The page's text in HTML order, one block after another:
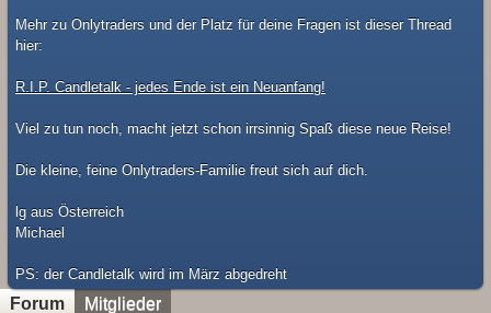
Mehr zu Onlytraders und der Platz für deine Fragen ist dieser Thread
hier:
R.I.P. Candletalk - jedes Ende ist ein Neuanfang!
Viel zu tun noch, macht jetzt schon irrsinnig Spaß diese neue Reise!
Die kleine, feine Onlytraders-Familie freut sich auf dich.
lg aus Österreich
Michael
​PS: der Candletalk wird im März abgedreht
Forum Mitglieder